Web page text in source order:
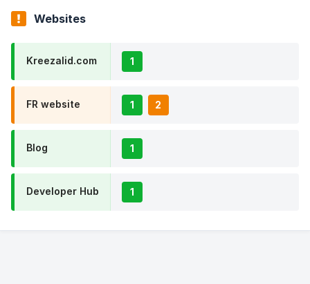
Websites
Kreezalid.com 1
FR website 1 2
Blog 1
Developer Hub 1